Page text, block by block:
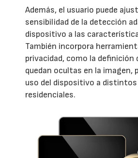
Además, el usuario puede
sensibilidad de la detección
dispositivo a las
También incorpora
privacidad, como la definición
quedan ocultas en la imagen,
uso del dispositivo a
residenciales.